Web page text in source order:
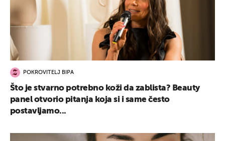
POKROVITELJ BIPA
Što je stvarno potrebno koži da zablista? Beauty
panel otvorio pitanja koja si i same često
postavljamo...